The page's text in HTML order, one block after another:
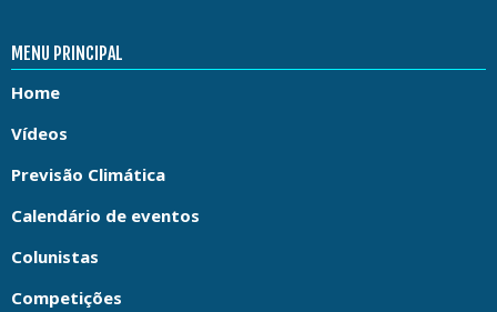
MENU PRINCIPAL
Home
Vídeos
Previsão Climática
Calendário de eventos
Colunistas
Competições